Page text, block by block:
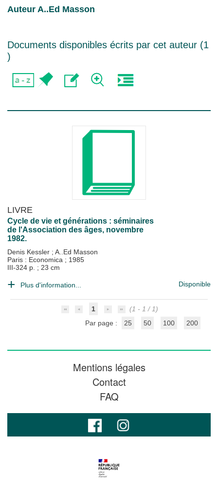
Auteur A..Ed Masson
Documents disponibles écrits par cet auteur (1
)
LIVRE
Cycle de vie et générations : séminaires
de l'Association des âges, novembre
1982.
Denis Kessler ; A..Ed Masson
Paris : Economica ; 1985
III-324 p. ; 23 cm
Plus d'information... Disponible
1
(1 - 1 / 1)
Par page :
25 50 100 200
Mentions légales
Contact
FAQ